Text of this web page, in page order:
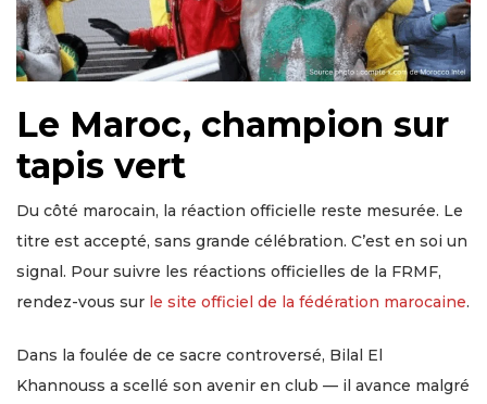
Le Maroc, champion sur
tapis vert
Du côté marocain, la réaction officielle reste mesurée. Le
titre est accepté, sans grande célébration. C’est en soi un
signal. Pour suivre les réactions officielles de la FRMF,
rendez-vous sur le site officiel de la fédération marocaine.
Dans la foulée de ce sacre controversé, Bilal El
Khannouss a scellé son avenir en club — il avance malgré